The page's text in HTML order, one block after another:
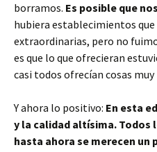
borramos. Es posible que
hubiera establecimientos
extraordinarias, pero no
es que lo que ofrecieran
casi todos ofrecían cosas muy
Y ahora lo positivo: En esta
y la calidad altísima. Todos
hasta ahora se merecen un